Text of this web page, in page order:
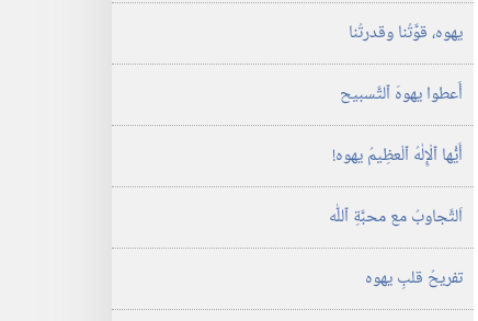
يهوه،‏ قوَّتُنا وقدرتُنا
أَعطوا يهوهَ ٱلتَّسبيح
أَيُّها ٱلْإِلٰهُ ٱلْعظِيمُ يهوه!‏
اَلتَّجاوبُ مع محبَّةِ ٱللّٰه
تفريحُ قلبِ يهوه